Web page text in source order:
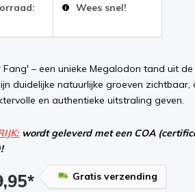
Wees snel!
Fang' – een unieke Megalodon tand uit
duidelijke natuurlijke groeven zichtbaar,
en authentieke uitstraling geven.
wordt geleverd met een COA
Gratis verzending